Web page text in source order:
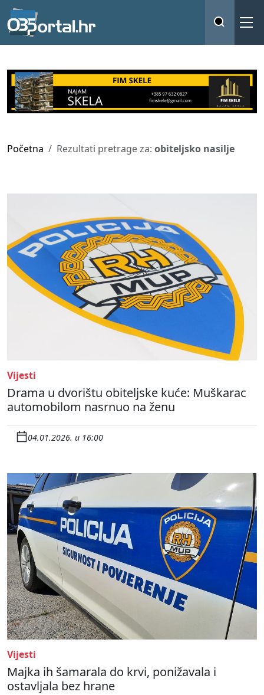
Početna Rezultati pretrage za: obiteljsko nasilje
Vijesti
Drama u dvorištu obiteljske kuće: Muškarac
automobilom nasrnuo na ženu
04.01.2026. u 16:00
Vijesti
Majka ih šamarala do krvi, ponižavala i
ostavljala bez hrane